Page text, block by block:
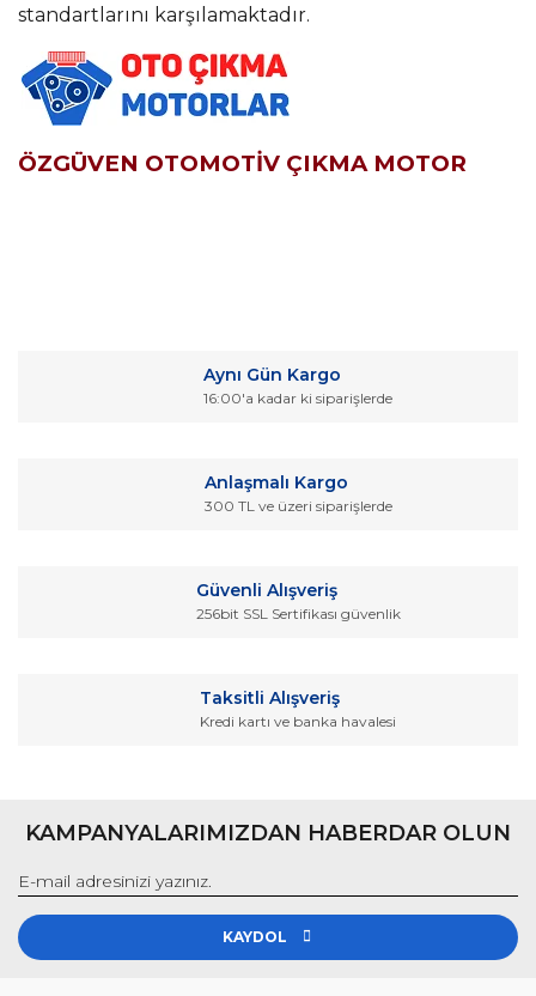
standartlarını karşılamaktadır.
ÖZGÜVEN OTOMOTİV ÇIKMA MOTOR
Görüş ve önerileriniz için teşekkür ederiz.
Ürün bilgilerinde hatalar bulunuyor.
Gönder
Aynı Gün Kargo
16:00'a kadar ki siparişlerde
Anlaşmalı Kargo
300 TL ve üzeri siparişlerde
Güvenli Alışveriş
256bit SSL Sertifikası güvenlik
Taksitli Alışveriş
Kredi kartı ve banka havalesi
KAMPANYALARIMIZDAN HABERDAR OLUN
KAYDOL